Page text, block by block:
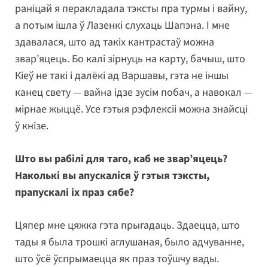
раніцай я перакладала тэксты пра турмы і вайну,
а потым ішла ў Лазенкі слухаць Шапэна. І мне
здавалася, што ад такіх кантрастаў можна
звар’яцець. Бо калі зірнуць на карту, бачыш, што
Кіеў не такі і далёкі ад Варшавы, гэта не іншы
канец свету — вайна ідзе зусім побач, а навокал —
мірнае жыццё. Усе гэтыя рэфлексіі можна знайсці
ў кнізе.
Што вы рабілі для таго, каб не звар’яцець?
Наколькі вы апускаліся ў гэтыя тэксты,
прапускалі іх праз сябе?
Цяпер мне цяжка гэта прыгадаць. Здаецца, што
тады я была трошкі аглушаная, было адчуванне,
што ўсё ўспрымаецца як праз тоўшчу вады.